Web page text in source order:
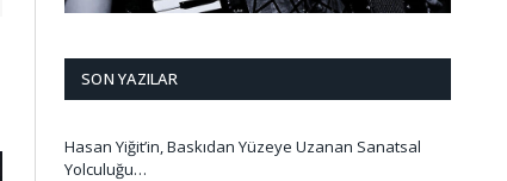
SON YAZILAR
Hasan Yiğit’in, Baskıdan Yüzeye Uzanan Sanatsal
Yolculuğu…